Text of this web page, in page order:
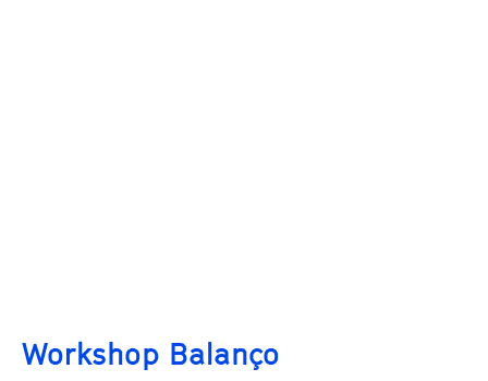
Workshop Balanço